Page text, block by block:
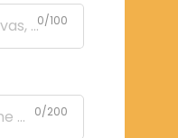
0/100
0/200